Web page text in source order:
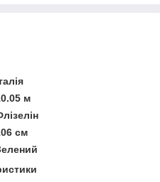
м
см